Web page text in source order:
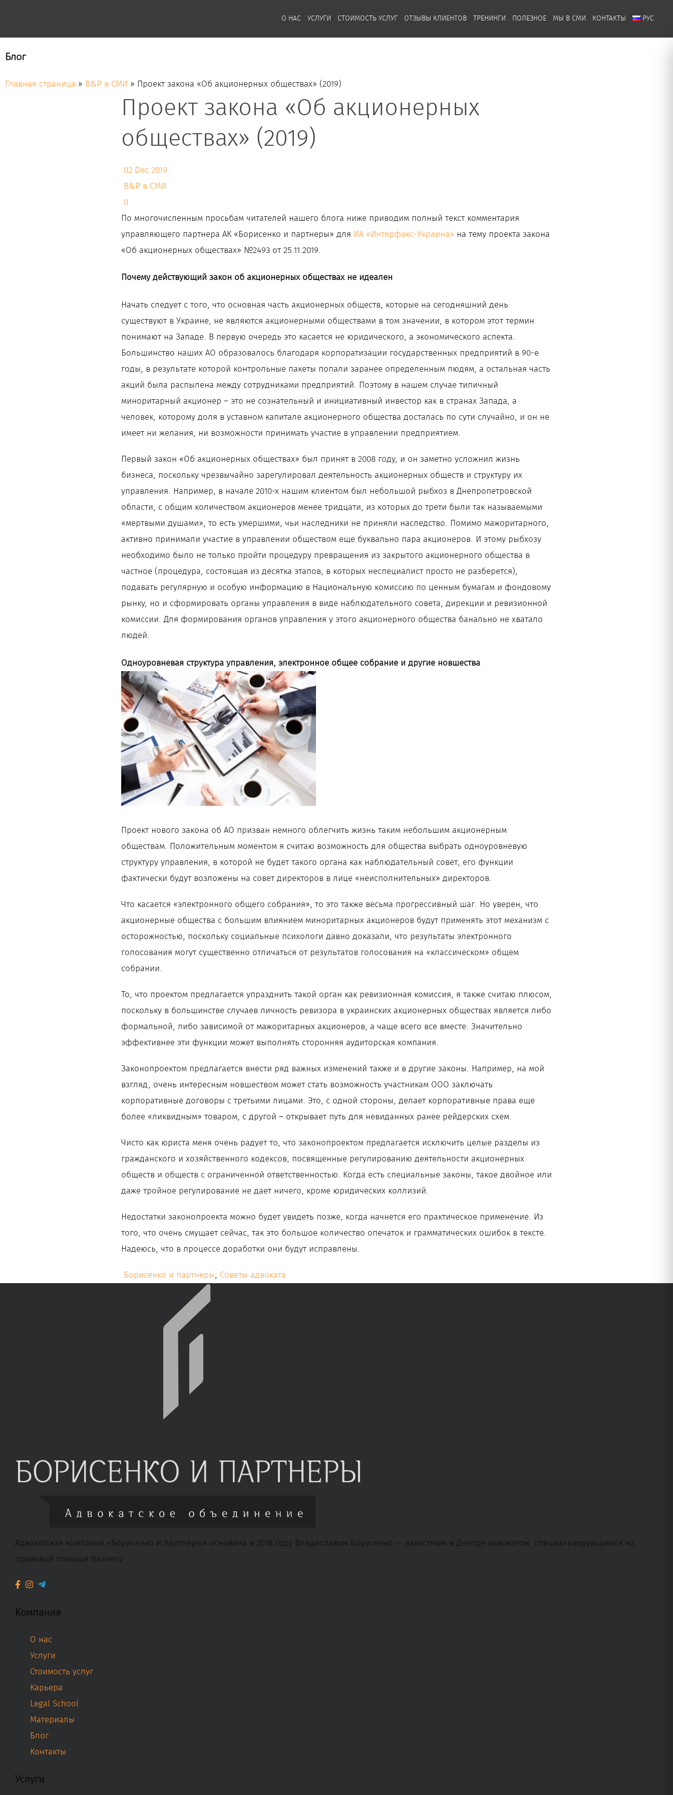
О НАС УСЛУГИ СТОИМОСТЬ УСЛУГ ОТЗЫВЫ КЛИЕНТОВ ТРЕНИНГИ ПОЛЕЗНОЕ МЫ В СМИ КОНТАКТЫ РУС
Блог
Главная страница » B&P в СМИ » Проект закона «Об акционерных обществах» (2019)
Проект закона «Об акционерных
обществах» (2019)
02 Dec 2019
B&P в СМИ
0
По многочисленным просьбам читателей нашего блога ниже приводим полный текст комментария
управляющего партнера АК «Борисенко и партнеры» для ИА «Интерфакс-Украина» на тему проекта закона
«Об акционерных обществах» №2493 от 25.11.2019.
Почему действующий закон об акционерных обществах не идеален
Начать следует с того, что основная часть акционерных обществ, которые на сегодняшний день
существуют в Украине, не являются акционерными обществами в том значении, в котором этот термин
понимают на Западе. В первую очередь это касается не юридического, а экономического аспекта.
Большинство наших АО образовалось благодаря корпоратизации государственных предприятий в 90-е
годы, в результате которой контрольные пакеты попали заранее определенным людям, а остальная часть
акций была распылена между сотрудниками предприятий. Поэтому в нашем случае типичный
миноритарный акционер – это не сознательный и инициативный инвестор как в странах Запада, а
человек, которому доля в уставном капитале акционерного общества досталась по сути случайно, и он не
имеет ни желания, ни возможности принимать участие в управлении предприятием.
Первый закон «Об акционерных обществах» был принят в 2008 году, и он заметно усложнил жизнь
бизнеса, поскольку чрезвычайно зарегулировал деятельность акционерных обществ и структуру их
управления. Например, в начале 2010-х нашим клиентом был небольшой рыбхоз в Днепропетровской
области, с общим количеством акционеров менее тридцати, из которых до трети были так называемыми
«мертвыми душами», то есть умершими, чьи наследники не приняли наследство. Помимо мажоритарного,
активно принимали участие в управлении обществом еще буквально пара акционеров. И этому рыбхозу
необходимо было не только пройти процедуру превращения из закрытого акционерного общества в
частное (процедура, состоящая из десятка этапов, в которых неспециалист просто не разберется),
подавать регулярную и особую информацию в Национальную комиссию по ценным бумагам и фондовому
рынку, но и сформировать органы управления в виде наблюдательного совета, дирекции и ревизионной
комиссии. Для формирования органов управления у этого акционерного общества банально не хватало
людей.
Одноуровневая структура управления, электронное общее собрание и другие новшества
Проект нового закона об АО призван немного облегчить жизнь таким небольшим акционерным
обществам. Положительным моментом я считаю возможность для общества выбрать одноуровневую
структуру управления, в которой не будет такого органа как наблюдательный совет, его функции
фактически будут возложены на совет директоров в лице «неисполнительных» директоров.
Что касается «электронного общего собрания», то это также весьма прогрессивный шаг. Но уверен, что
акционерные общества с большим влиянием миноритарных акционеров будут применять этот механизм с
осторожностью, поскольку социальные психологи давно доказали, что результаты электронного
голосования могут существенно отличаться от результатов голосования на «классическом» общем
собрании.
То, что проектом предлагается упразднить такой орган как ревизионная комиссия, я также считаю плюсом,
поскольку в большинстве случаев личность ревизора в украинских акционерных обществах является либо
формальной, либо зависимой от мажоритарных акционеров, а чаще всего все вместе. Значительно
эффективнее эти функции может выполнять сторонняя аудиторская компания.
Законопроектом предлагается внести ряд важных изменений также и в другие законы. Например, на мой
взгляд, очень интересным новшеством может стать возможность участникам ООО заключать
корпоративные договоры с третьими лицами. Это, с одной стороны, делает корпоративные права еще
более «ликвидным» товаром, с другой – открывает путь для невиданных ранее рейдерских схем.
Чисто как юриста меня очень радует то, что законопроектом предлагается исключить целые разделы из
гражданского и хозяйственного кодексов, посвященные регулированию деятельности акционерных
обществ и обществ с ограниченной ответственностью. Когда есть специальные законы, такое двойное или
даже тройное регулирование не дает ничего, кроме юридических коллизий.
Недостатки законопроекта можно будет увидеть позже, когда начнется его практическое применение. Из
того, что очень смущает сейчас, так это большое количество опечаток и грамматических ошибок в тексте.
Надеюсь, что в процессе доработки они будут исправлены.
Борисенко и партнеры, Советы адвоката
Адвокатская компания «Борисенко и партнёры» основана в 2018 году Владиславом Борисенко — известным в Днепре адвокатом, специализирующимся на
правовой помощи бизнесу.
Компания
О нас
Услуги
Стоимость услуг
Карьера
Legal School
Материалы
Блог
Контакты
Услуги